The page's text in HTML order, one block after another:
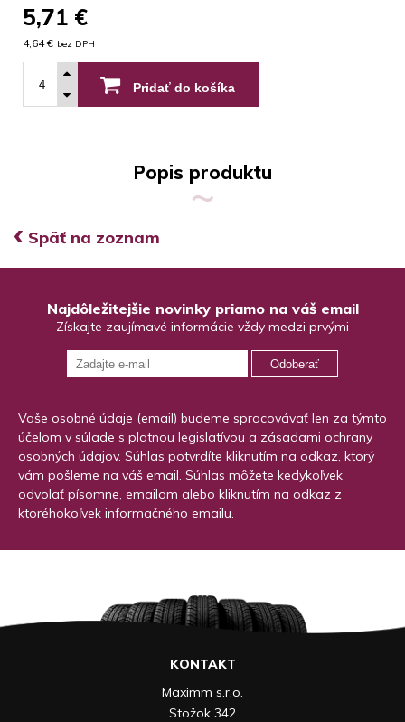
5,71 €
4,64 € bez DPH
Pridať do košíka
Popis produktu
‹ Späť na zoznam
Najdôležitejšie novinky priamo na váš email
Získajte zaujímavé informácie vždy medzi prvými
Odoberať
Vaše osobné údaje (email) budeme spracovávať len za týmto
účelom v súlade s platnou legislatívou a zásadami ochrany
osobných údajov. Súhlas potvrdíte kliknutím na odkaz, ktorý
vám pošleme na váš email. Súhlas môžete kedykoľvek
odvolať písomne, emailom alebo kliknutím na odkaz z
ktoréhokoľvek informačného emailu.
KONTAKT
Maximm s.r.o.
Stožok 342